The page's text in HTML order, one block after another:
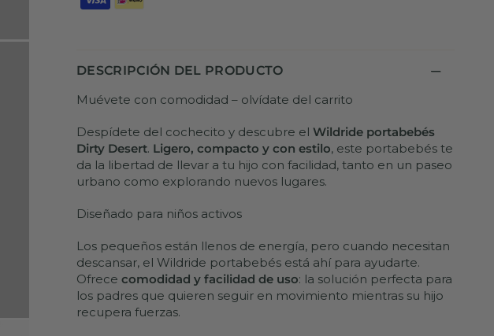
DESCRIPCIÓN DEL PRODUCTO
Muévete con comodidad – olvídate del carrito
Despídete del cochecito y descubre el Wildride portabebés
Dirty Desert. Ligero, compacto y con estilo, este portabebés te
da la libertad de llevar a tu hijo con facilidad, tanto en un paseo
urbano como explorando nuevos lugares.
Diseñado para niños activos
Los pequeños están llenos de energía, pero cuando necesitan
descansar, el Wildride portabebés está ahí para ayudarte.
Ofrececomodidad y facilidad de uso: la solución perfecta para
los padres que quieren seguir en movimiento mientras su hijo
recupera fuerzas.